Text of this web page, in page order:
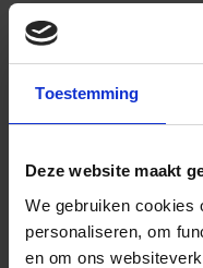
Toestemming
Deze website maakt
We gebruiken cookies
personaliseren, om
en om ons